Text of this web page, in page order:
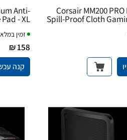
Corsair MM200
Spill-Proof Cloth
Pad
Anti-
- XL
זמין
158 ₪
קנה